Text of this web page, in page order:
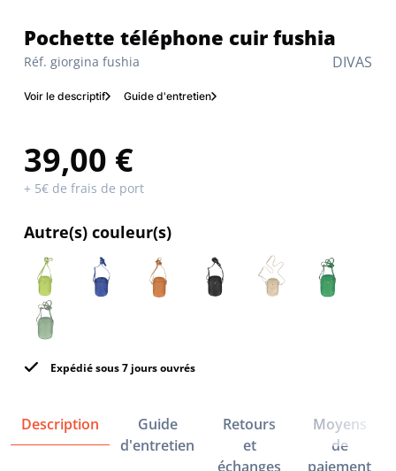
DIVAS
Réf. giorgina fushia
Pochette téléphone cuir fushia
Voir le descriptif Guide d'entretien
39,00 €
+ 5€ de frais de port
Autre(s) couleur(s)
Expédié sous 7 jours ouvrés
Description
Guide
d'entretien
Retours
et
échanges
Moyens
de
paiement